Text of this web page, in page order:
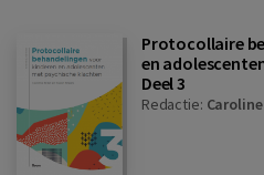
Protocollaire
en
Deel 3
Redactie: